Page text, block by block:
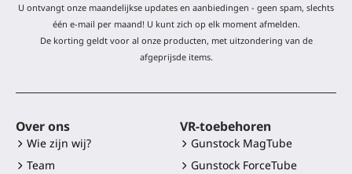
U ontvangt onze maandelijkse updates en aanbiedingen - geen spam, slechts
één e-mail per maand! U kunt zich op elk moment afmelden.
De korting geldt voor al onze producten, met uitzondering van de
afgeprijsde items.
Over ons
Wie zijn wij?
Team
VR-toebehoren
Gunstock MagTube
Gunstock ForceTube